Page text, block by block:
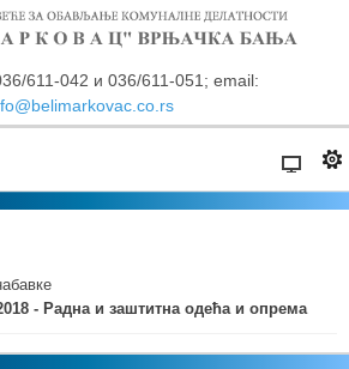
611-042 и 036/611-051; email:
- Радна и заштитна одећа и опрема